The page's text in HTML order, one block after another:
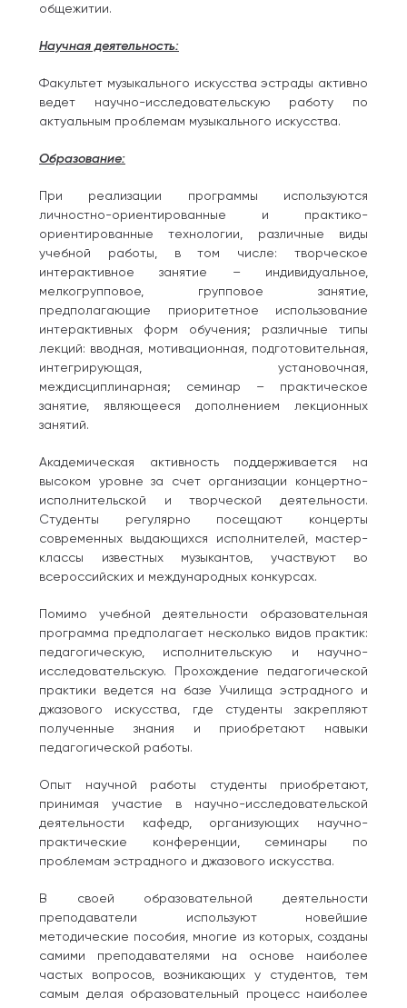
общежитии.
Научная деятельность:
Факультет музыкального искусства эстрады активно
ведет научно-исследовательскую работу по
актуальным проблемам музыкального искусства.
Образование:
При реализации программы используются
личностно-ориентированные и практико-
ориентированные технологии, различные виды
учебной работы, в том числе: творческое
интерактивное занятие – индивидуальное,
мелкогрупповое, групповое занятие,
предполагающие приоритетное использование
интерактивных форм обучения; различные типы
лекций: вводная, мотивационная, подготовительная,
интегрирующая, установочная,
междисциплинарная; семинар – практическое
занятие, являющееся дополнением лекционных
занятий.
Академическая активность поддерживается на
высоком уровне за счет организации концертно-
исполнительской и творческой деятельности.
Студенты регулярно посещают концерты
современных выдающихся исполнителей, мастер-
классы известных музыкантов, участвуют во
всероссийских и международных конкурсах.
Помимо учебной деятельности образовательная
программа предполагает несколько видов практик:
педагогическую, исполнительскую и научно-
исследовательскую. Прохождение педагогической
практики ведется на базе Училища эстрадного и
джазового искусства, где студенты закрепляют
полученные знания и приобретают навыки
педагогической работы.
Опыт научной работы студенты приобретают,
принимая участие в научно-исследовательской
деятельности кафедр, организующих научно-
практические конференции, семинары по
проблемам эстрадного и джазового искусства.
В своей образовательной деятельности
преподаватели используют новейшие
методические пособия, многие из которых, созданы
самими преподавателями на основе наиболее
частых вопросов, возникающих у студентов, тем
самым делая образовательный процесс наиболее